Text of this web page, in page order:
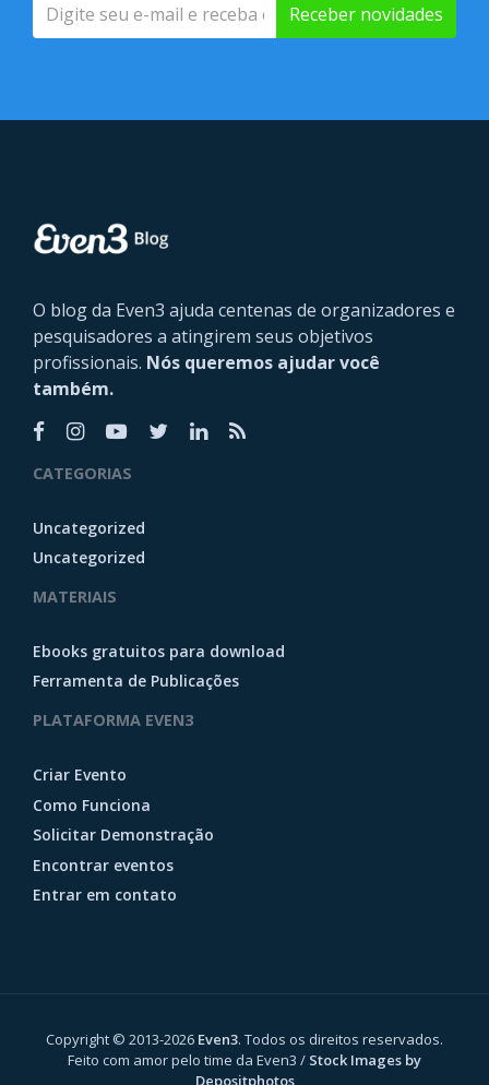
Receber novidades
O blog da Even3 ajuda centenas de organizadores e
pesquisadores a atingirem seus objetivos
profissionais. Nós queremos ajudar você
também.
CATEGORIAS
Uncategorized
Uncategorized
MATERIAIS
Ebooks gratuitos para download
Ferramenta de Publicações
PLATAFORMA EVEN3
Criar Evento
Como Funciona
Solicitar Demonstração
Encontrar eventos
Entrar em contato
Copyright © 2013-2026 Even3. Todos os direitos reservados.
Feito com amor pelo time da Even3 / Stock Images by
Depositphotos